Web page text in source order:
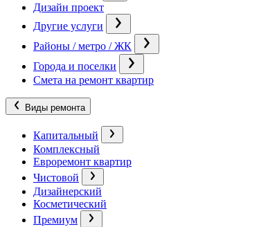
Дизайн проект
Другие услуги
Районы / метро / ЖК
Города и поселки
Смета на ремонт квартир
Виды ремонта
Капитальный
Комплексный
Евроремонт квартир
Чистовой
Дизайнерский
Косметический
Премиум